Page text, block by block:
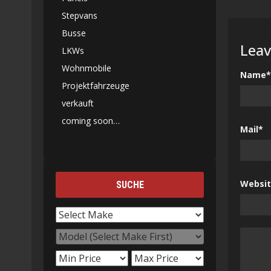
Name*
Mail*
Stepvans
Busse
LKWs
Wohnmobile
Projektfahrzeuge
verkauft
coming soon…
SUCHE